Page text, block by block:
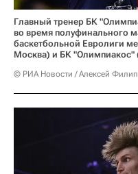
Главный тренер БК
во время полуфинального
баскетбольной Евролиги
Москва) и БК "Олимпиакос"
© РИА Новости / Алексей